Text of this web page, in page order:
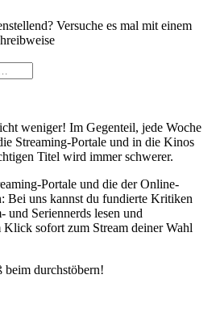
Versuche es mal mit einem
weniger! Im Gegenteil, jede Woche
Streaming-Portale und in die Kinos
Titel wird immer schwerer.
Portale und die der Online-
Bei uns kannst du fundierte Kritiken
und Seriennerds lesen und
sofort zum Stream deiner Wahl
durchstöbern!